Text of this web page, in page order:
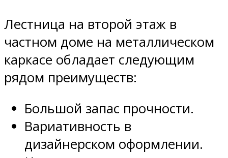
Лестница на второй этаж в
частном доме на металлическом
каркасе обладает следующим
рядом преимуществ:
Большой запас прочности.
Вариативность в
дизайнерском оформлении.